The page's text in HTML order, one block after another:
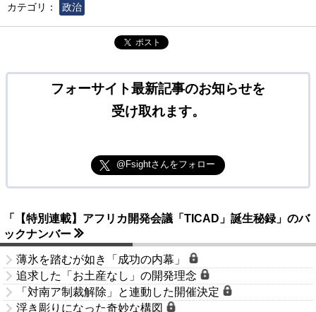
カテゴリ：
政治
ポスト
フォーサイト最新記事のお知らせを
受け取れます。
@Fsightさんをフォロー
「【特別連載】アフリカ開発会議「TICAD」誕生秘録」のバ
ックナンバー
薄氷を踏むが如き「成功の内幕」
追求した「お土産なし」の開発理念
「対南ア制裁解除」と連動した開催決定
浮き彫りになった奇妙な構図